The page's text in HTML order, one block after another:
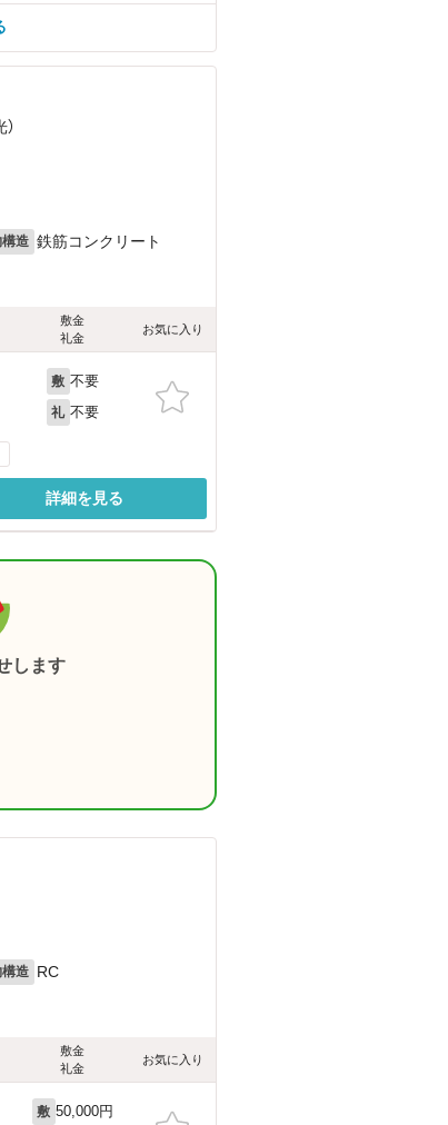
造 鉄筋コンクリート
敷金
礼金
お気に入り
敷 不要
礼 不要
詳細を見る
します
造 RC
敷金
礼金
お気に入り
敷 50,000円